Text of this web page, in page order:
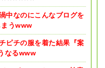
中なのにこんなブログを
うwww
ピチの服を着た結果『案
なるwww